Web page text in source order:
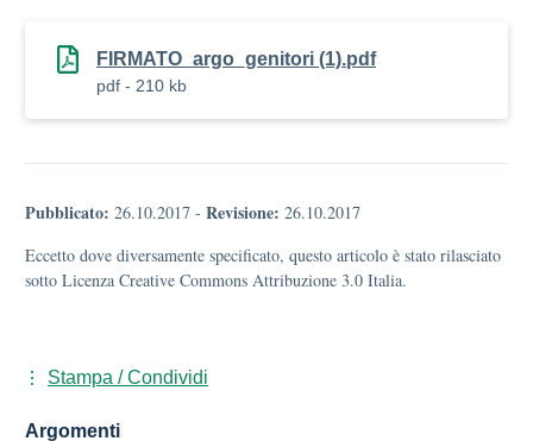
FIRMATO_argo_genitori (1).pdf
pdf - 210 kb
Pubblicato: 26.10.2017 - Revisione: 26.10.2017
Eccetto dove diversamente specificato, questo articolo è stato rilasciato
sotto Licenza Creative Commons Attribuzione 3.0 Italia.
Stampa / Condividi
Argomenti